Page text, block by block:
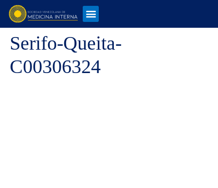
Serifo-Queita-
C00306324